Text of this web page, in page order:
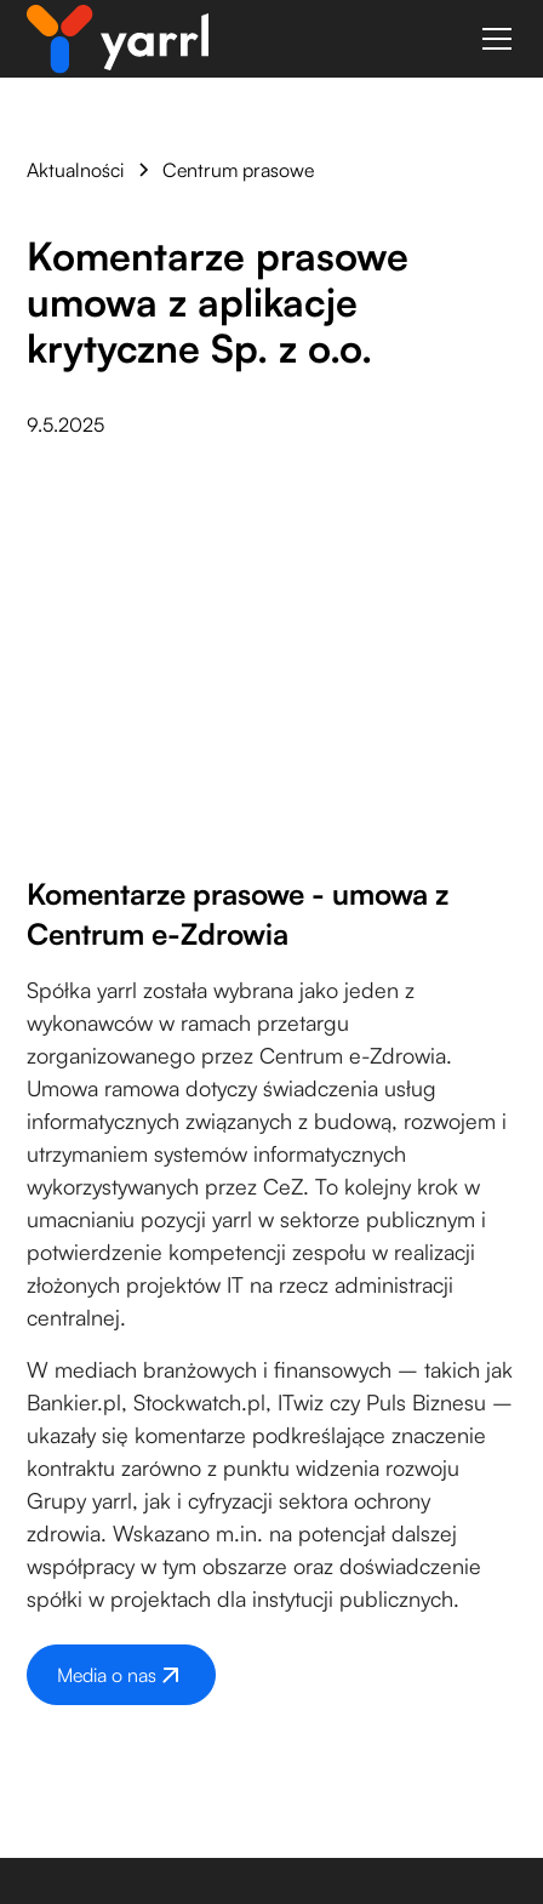
Aktualności Centrum prasowe
Komentarze prasowe
umowa z aplikacje
krytyczne Sp. z o.o.
9.5.2025
Komentarze prasowe - umowa z
Centrum e-Zdrowia
Spółka yarrl została wybrana jako jeden z
wykonawców w ramach przetargu
zorganizowanego przez Centrum e-Zdrowia.
Umowa ramowa dotyczy świadczenia usług
informatycznych związanych z budową, rozwojem i
utrzymaniem systemów informatycznych
wykorzystywanych przez CeZ. To kolejny krok w
umacnianiu pozycji yarrl w sektorze publicznym i
potwierdzenie kompetencji zespołu w realizacji
złożonych projektów IT na rzecz administracji
centralnej.
W mediach branżowych i finansowych – takich jak
Bankier.pl, Stockwatch.pl, ITwiz czy Puls Biznesu –
ukazały się komentarze podkreślające znaczenie
kontraktu zarówno z punktu widzenia rozwoju
Grupy yarrl, jak i cyfryzacji sektora ochrony
zdrowia. Wskazano m.in. na potencjał dalszej
współpracy w tym obszarze oraz doświadczenie
spółki w projektach dla instytucji publicznych.
Media o nas